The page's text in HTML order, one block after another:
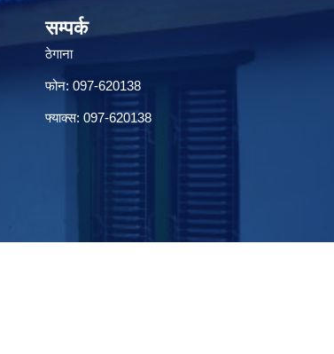
सम्पर्क
ठेगाना
फोन: 097-620138
फ्याक्स: 097-620138